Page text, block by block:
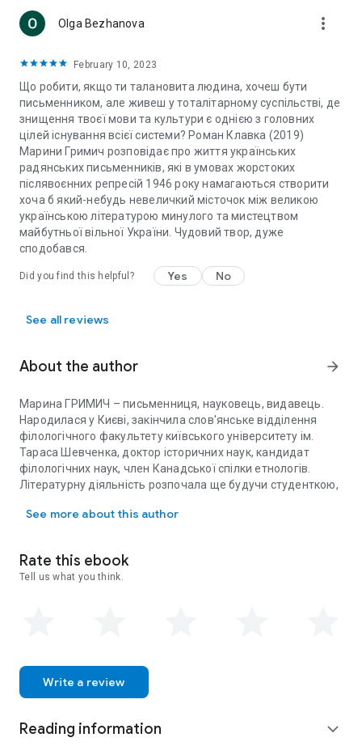
Olga Bezhanova more_vert
February 10, 2023
Що робити, якщо ти талановита людина, хочеш бути
письменником, але живеш у тоталітарному суспільстві, де
знищення твоєї мови та культури є однією з головних
цілей існування всієї системи? Роман Клавка (2019)
Марини Гримич розповідає про життя українських
радянських письменників, які в умовах жорстоких
післявоєнних репресій 1946 року намагаються створити
хоча б який-небудь невеличкий місточок між великою
українською літературою минулого та мистецтвом
майбутньої вільної України. Чудовий твор, дуже
сподобався.
Did you find this helpful? Yes No
See all reviews
About the author arrow_forward
Марина ГРИМИЧ – письменниця, науковець, видавець.
Народилася у Києві, закінчила слов'янське відділення
філологічного факультету київського університету ім.
Тараса Шевченка, доктор історичних наук, кандидат
філологічних наук, член Канадської спілки етнологів.
Літературну діяльність розпочала ще будучи студенткою,
македонської мов. У цей час з'явилися також її перші
видань, продюсер літературного проекту «Люба
Клименко».
See more about this author
Rate this ebook
Tell us what you think.
Write a review
Reading information expand_more